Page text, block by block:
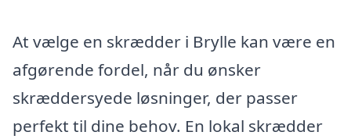
At vælge en skrædder i Brylle kan være en
afgørende fordel, når du ønsker
skræddersyede løsninger, der passer
perfekt til dine behov. En lokal skrædder